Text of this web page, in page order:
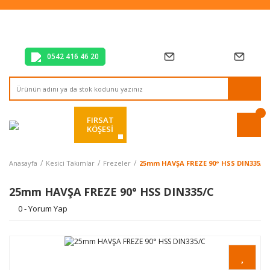
Tüm Alışverişlerde Vade Farksız 2 Taksit!
0542 416 46 20
FIRSAT
KÖŞESİ
Anasayfa Kesici Takımlar Frezeler 25mm HAVŞA FREZE 90° HSS DIN335/C
25mm HAVŞA FREZE 90° HSS DIN335/C
0 - Yorum Yap